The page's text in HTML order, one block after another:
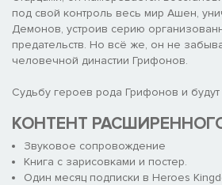
под свой контроль весь мир Ашен,
Демонов, устроив серию
предательств. Но всё же, он не
человечной династии Грифонов.
Судьбу героев рода Грифонов и будут
КОНТЕНТ
Звуковое сопровождение
Книга с зарисовками и постер.
Один месяц подписки в Heroes